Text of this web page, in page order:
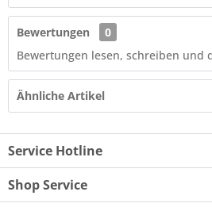
Bewertungen
0
Bewertungen lesen, schreiben und
Ähnliche Artikel
Service Hotline
Shop Service